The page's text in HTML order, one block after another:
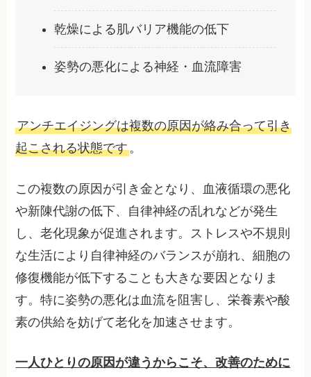
乾燥による肌バリア機能の低下
姿勢の悪化による神経・血流障害
アンチエイジングは複数の原因が絡み合って引き
起こされる状態です。
この複数の原因が引き金となり、血液循環の悪化
や新陳代謝の低下、自律神経の乱れなどが発生
し、老化現象が促進されます。ストレスや不規則
な生活により自律神経のバランスが崩れ、細胞の
修復機能が低下することも大きな要因となりま
す。特に姿勢の悪化は血流を阻害し、栄養素や酸
素の供給を妨げて老化を加速させます。
一人ひとりの原因が違うからこそ、改善のために